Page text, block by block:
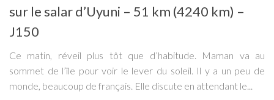
sur le salar d’Uyuni – 51 km (4240 km) –
J150
Ce matin, réveil plus tôt que d’habitude. Maman va au
sommet de l’île pour voir le lever du soleil. Il y a un peu de
monde, beaucoup de français. Elle discute en attendant le...